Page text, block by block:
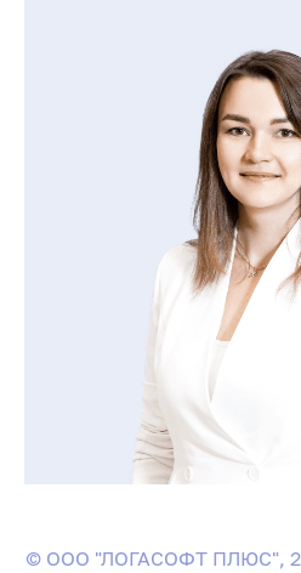
© ООО "ЛОГАСОФТ ПЛЮС",